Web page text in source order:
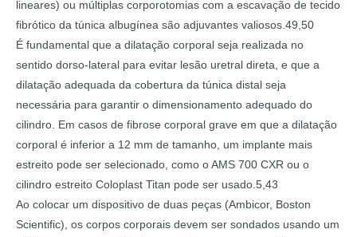
lineares) ou múltiplas corporotomias com a escavação de tecido
fibrótico da túnica albugínea são adjuvantes valiosos.49,50
É fundamental que a dilatação corporal seja realizada no
sentido dorso-lateral para evitar lesão uretral direta, e que a
dilatação adequada da cobertura da túnica distal seja
necessária para garantir o dimensionamento adequado do
cilindro. Em casos de fibrose corporal grave em que a dilatação
corporal é inferior a 12 mm de tamanho, um implante mais
estreito pode ser selecionado, como o AMS 700 CXR ou o
cilindro estreito Coloplast Titan pode ser usado.5,43
Ao colocar um dispositivo de duas peças (Ambicor, Boston
Scientific), os corpos corporais devem ser sondados usando um